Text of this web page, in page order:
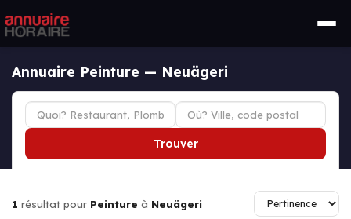
Annuaire Peinture — Neuägeri
Trouver
1 résultat pour Peinture à Neuägeri